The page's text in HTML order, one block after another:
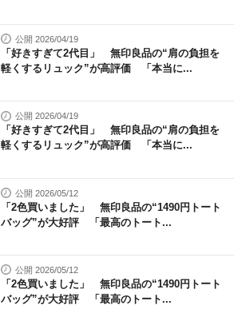
公開 2026/04/19
「好きすぎて2代目」 無印良品の“肩の負担を
軽くするリュック”が高評価 「本当に...
公開 2026/04/19
「好きすぎて2代目」 無印良品の“肩の負担を
軽くするリュック”が高評価 「本当に...
公開 2026/05/12
「2色買いました」 無印良品の“1490円トート
バッグ”が大好評 「最高のトート...
公開 2026/05/12
「2色買いました」 無印良品の“1490円トート
バッグ”が大好評 「最高のトート...